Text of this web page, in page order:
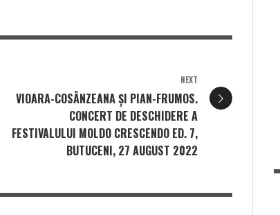
NEXT
VIOARA-COSÂNZEANA ȘI PIAN-FRUMOS.
CONCERT DE DESCHIDERE A
FESTIVALULUI MOLDO CRESCENDO ED. 7,
BUTUCENI, 27 AUGUST 2022